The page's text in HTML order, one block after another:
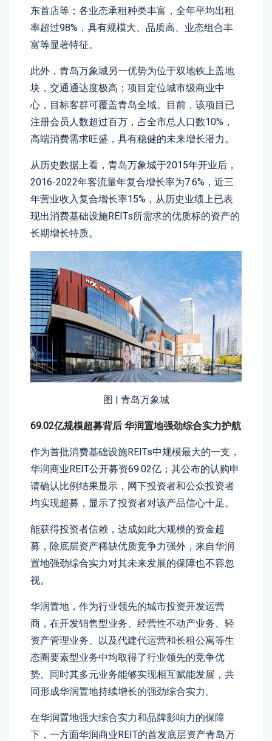
东首店等；各业态承租种类丰富，全年平均出租
率超过98%，具有规模大、品质高、业态组合丰
富等显著特征。
此外，青岛万象城另一优势为位于双地铁上盖地
块，交通通达度极高；项目定位城市级商业中
心，目标客群可覆盖青岛全域。目前，该项目已
注册会员人数超过百万，占全市总人口数10%，
高端消费需求旺盛，具有稳健的未来增长潜力。
从历史数据上看，青岛万象城于2015年开业后，
2016-2022年客流量年复合增长率为7.6%，近三
年营业收入复合增长率15%，从历史业绩上已表
现出消费基础设施REITs所需求的优质标的资产的
长期增长特质。
图 | 青岛万象城
69.02亿规模超募背后 华润置地强劲综合实力护航
作为首批消费基础设施REITs中规模最大的一支，
华润商业REIT公开募资69.02亿；其公布的认购申
请确认比例结果显示，网下投资者和公众投资者
均实现超募，显示了投资者对该产品信心十足。
能获得投资者信赖，达成如此大规模的资金超
募，除底层资产稀缺优质竞争力强外，来自华润
置地强劲综合实力对其未来发展的保障也不容忽
视。
华润置地，作为行业领先的城市投资开发运营
商，在开发销售型业务、经营性不动产业务、轻
资产管理业务、以及代建代运营和长租公寓等生
态圈要素型业务中均取得了行业领先的竞争优
势。同时其多元业务能够实现相互赋能发展，共
同形成华润置地持续增长的强劲综合实力。
在华润置地强大综合实力和品牌影响力的保障
下，一方面华润商业REIT的首发底层资产青岛万